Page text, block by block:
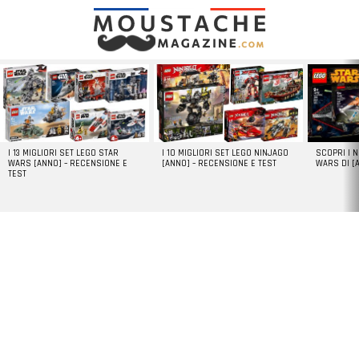
LATEST
STORIES
I 13 MIGLIORI SET LEGO STAR
WARS [ANNO] – RECENSIONE E
TEST
I 10 MIGLIORI SET LEGO NINJAGO
[ANNO] – RECENSIONE E TEST
SCOPRI I
WARS DI